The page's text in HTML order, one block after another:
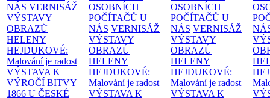
NÁS VERNISÁŽ
VÝSTAVY
OBRAZŮ
HELENY
HEJDUKOVÉ:
Malování je radost
VÝSTAVA K
VÝROČÍ BITVY
1866 U ČESKÉ
OSOBNÍCH
POČÍTAČŮ U
NÁS VERNISÁŽ
VÝSTAVY
OBRAZŮ
HELENY
HEJDUKOVÉ:
Malování je radost
VÝSTAVA K
OSOBNÍCH
POČÍTAČŮ U
NÁS VERNISÁŽ
VÝSTAVY
OBRAZŮ
HELENY
HEJDUKOVÉ:
Malování je radost
VÝSTAVA K